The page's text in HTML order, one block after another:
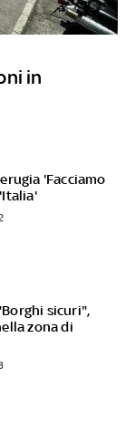
in
'Facciamo
sicuri",
zona di